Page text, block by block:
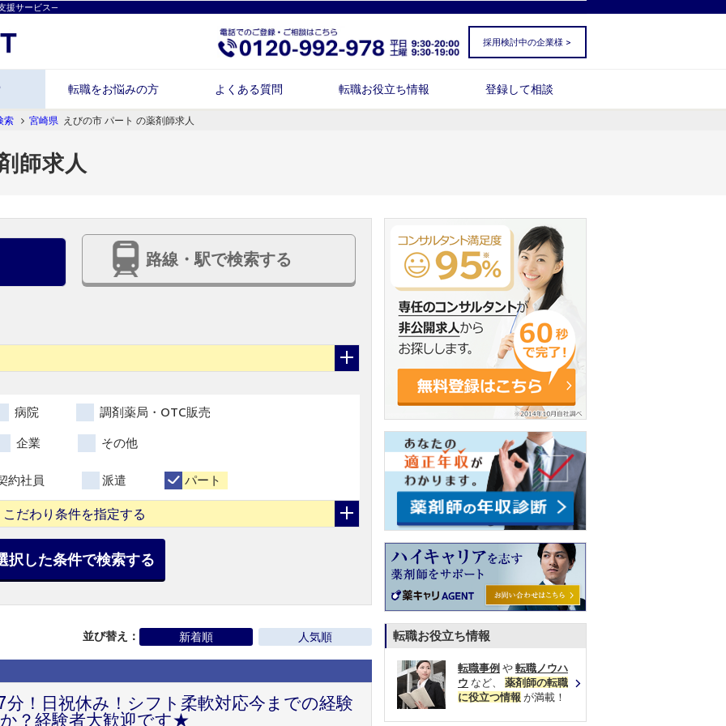
援サービス―
採用検討中の企業様 >
転職をお悩みの方 よくある質問 転職お役立ち情報 登録して相談
索 宮崎県 えびの市 パート の薬剤師求人
師求人
路線・駅で検索する
病院 調剤薬局・OTC販売
企業 その他
約社員 派遣 パート
こだわり条件を指定する
択した条件で検索する
並び替え： 新着順 人気順
！日祝休み！シフト柔軟対応今までの経験
？経験者大歓迎です★
転職お役立ち情報
転職事例 や 転職ノウハ
ウ など、 薬剤師の転職
に役立つ情報 が満載！